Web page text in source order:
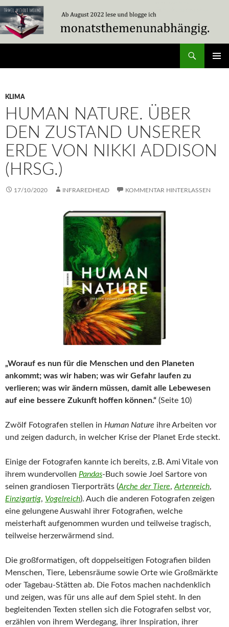
Zum
Inhalt
springen
KLIMA
HUMAN NATURE. ÜBER
DEN ZUSTAND UNSERER
ERDE VON NIKKI ADDISON
(HRSG.)
17/10/2020 INFRAREDHEAD KOMMENTAR HINTERLASSEN
„Worauf es nun für die Menschen und den Planeten
ankommt; was wir haben; was wir Gefahr laufen zu
verlieren; was wir ändern müssen, damit alle Lebewesen
auf eine bessere Zukunft hoffen können.“ (Seite 10)
Zwölf Fotografen stellen in Human Nature ihre Arbeiten vor
und zeigen dadurch, in welcher Krise der Planet Erde steckt.
Einige der Fotografen kannte ich bereits, z.B. Ami Vitale von
ihrem wundervollen Pandas-Buch sowie Joel Sartore von
seinen grandiosen Tierporträts (Arche der Tiere, Artenreich,
Einzigartig, Vogelreich). Auch die anderen Fotografen zeigen
eine gelungene Auswahl ihrer Fotografien, welche
meisterhaft aufgenommen wurden und teilweise tragisch,
teilweise herzerwärmend sind.
Die großformatigen, oft doppelseitigen Fotografien bilden
Menschen, Tiere, Lebensräume sowie Orte wie Großmärkte
oder Tagebau-Stätten ab. Die Fotos machen nachdenklich
und zeigen, was für uns alle auf dem Spiel steht. In den
begleitenden Texten stellen sich die Fotografen selbst vor,
erzählen von ihrem Werdegang, ihrer Inspiration, ihrer